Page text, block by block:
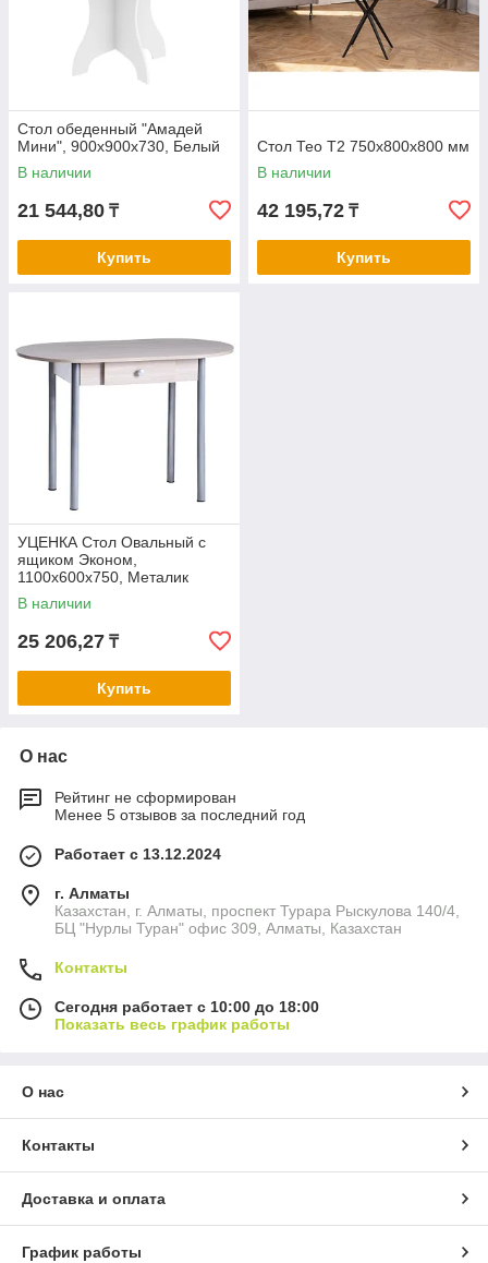
Стол обеденный "Амадей
Мини", 900х900х730, Белый
В наличии
21 544,80 ₸
Купить
Стол Тео T2 750x800x800 мм
В наличии
42 195,72 ₸
Купить
УЦЕНКА Стол Овальный с
ящиком Эконом,
1100х600х750, Металик
серый/Ясень шимо светлый
В наличии
25 206,27 ₸
Купить
О нас
Рейтинг не сформирован
Менее 5 отзывов за последний год
Работает с 13.12.2024
г. Алматы
Казахстан, г. Алматы, проспект Турара Рыскулова 140/4,
БЦ "Нурлы Туран" офис 309, Алматы, Казахстан
Контакты
Сегодня работает с 10:00 до 18:00
Показать весь график работы
О нас
Контакты
Доставка и оплата
График работы